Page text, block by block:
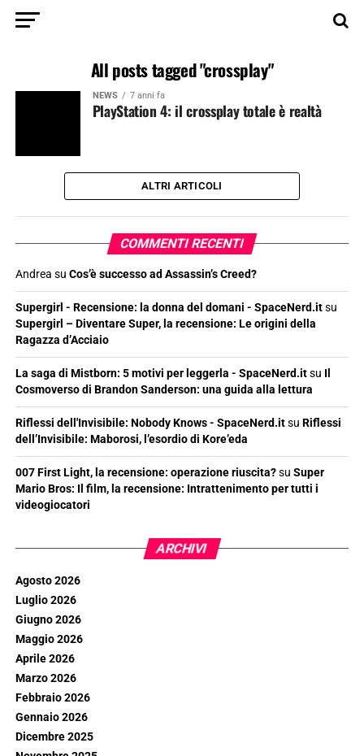
All posts tagged "crossplay"
NEWS 7 anni fa
PlayStation 4: il crossplay totale è realtà
ALTRI ARTICOLI
COMMENTI RECENTI
Andrea su Cos’è successo ad Assassin’s Creed?
Supergirl - Recensione: la donna del domani - SpaceNerd.itsu
Supergirl – Diventare Super, la recensione: Le origini della
Ragazza d’Acciaio
La saga di Mistborn: 5 motivi per leggerla - SpaceNerd.itsu Il
Cosmoverso di Brandon Sanderson: una guida alla lettura
Riflessi dell'Invisibile: Nobody Knows - SpaceNerd.itsu Riflessi
dell’Invisibile: Maborosi, l’esordio di Kore’eda
007 First Light, la recensione: operazione riuscita?su Super
Mario Bros: Il film, la recensione: Intrattenimento per tutti i
videogiocatori
ARCHIVI
Agosto 2026
Luglio 2026
Giugno 2026
Maggio 2026
Aprile 2026
Marzo 2026
Febbraio 2026
Gennaio 2026
Dicembre 2025